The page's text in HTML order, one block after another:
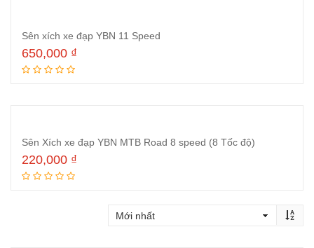
Sên xích xe đạp YBN 11 Speed
650,000 ₫
Sên Xích xe đạp YBN MTB Road 8 speed (8 Tốc độ)
220,000 ₫